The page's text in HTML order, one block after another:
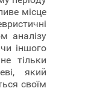
місце
аналізу
іншого
тільки
який
своїм